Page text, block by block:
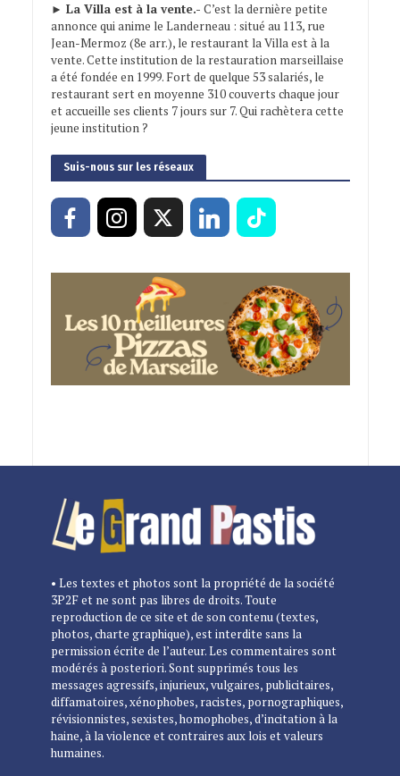
► La Villa est à la vente.- C’est la dernière petite
annonce qui anime le Landerneau : situé au 113, rue
Jean-Mermoz (8e arr.), le restaurant la Villa est à la
vente. Cette institution de la restauration marseillaise
a été fondée en 1999. Fort de quelque 53 salariés, le
restaurant sert en moyenne 310 couverts chaque jour
et accueille ses clients 7 jours sur 7. Qui rachètera cette
jeune institution ?
Suis-nous sur les réseaux
• Les textes et photos sont la propriété de la société
3P2F et ne sont pas libres de droits. Toute
reproduction de ce site et de son contenu (textes,
photos, charte graphique), est interdite sans la
permission écrite de l’auteur. Les commentaires sont
modérés à posteriori. Sont supprimés tous les
messages agressifs, injurieux, vulgaires, publicitaires,
diffamatoires, xénophobes, racistes, pornographiques,
révisionnistes, sexistes, homophobes, d’incitation à la
haine, à la violence et contraires aux lois et valeurs
humaines.